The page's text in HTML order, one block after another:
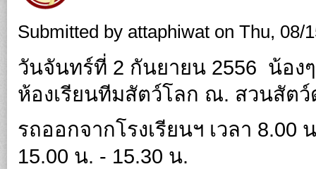
Submitted by attaphiwat on Thu, 08/
วันจันทร์ที่ 2 กันยายน 2556 น้อง
ห้องเรียนทีมสัตว์โลก ณ. สวนสัต
รถออกจากโรงเรียนฯ เวลา 8.00
15.00 น. - 15.30 น.